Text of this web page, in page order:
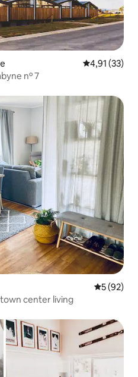
4,91 de uma
4,91 (33)
nº 7
hóspedes
5 de uma
5 (92)
center living